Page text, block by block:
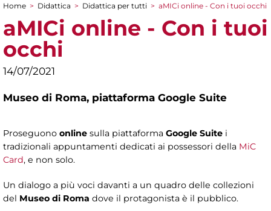
Tu sei qui
Home > Didattica > Didattica per tutti > aMICi online - Con i tuoi occhi
aMICi online - Con i tuoi
occhi
14/07/2021
Museo di Roma, piattaforma Google Suite
Proseguono online sulla piattaforma Google Suite i
tradizionali appuntamenti dedicati ai possessori della MiC
Card, e non solo.
Un dialogo a più voci davanti a un quadro delle collezioni
del Museo di Roma dove il protagonista è il pubblico.